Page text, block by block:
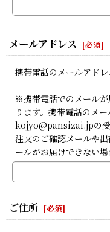
メールアドレス [必須]
携帯電話のメールアドレ
※携帯電話でのメール
ります。携帯電話のメ
kojyo@pansizai.jpの受
注文のご確認メールや
ールがお届けできない場
ご住所 [必須]